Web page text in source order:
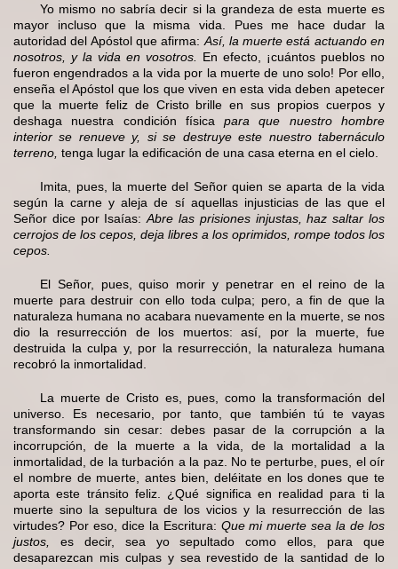
Yo mismo no sabría decir si la grandeza de esta muerte es
mayor incluso que la misma vida. Pues me hace dudar la
autoridad del Apóstol que afirma: Así, la muerte está actuando en
nosotros, y la vida en vosotros.
En efecto, ¡cuántos pueblos no
fueron engendrados a la vida por la muerte de uno solo! Por ello,
enseña el Apóstol que los que viven en esta vida deben apetecer
que la muerte feliz de Cristo brille en sus propios cuerpos y
deshaga nuestra condición físicapara que nuestro hombre
interior se renueve y, si se destruye este nuestro tabernáculo
terreno, tenga lugar la edificación de una casa eterna en el cielo.
Imita, pues, la muerte del Señor quien se aparta de la vida
según la carne y aleja de sí aquellas injusticias de las que el
Señor dice por Isaías:Abre las prisiones injustas, haz saltar los
cerrojos de los cepos, deja libres a los oprimidos, rompe todos los
cepos.
El Señor, pues, quiso morir y penetrar en el reino de la
muerte para destruir con ello toda culpa; pero, a fin de que la
naturaleza humana no acabara nuevamente en la muerte, se nos
dio la resurrección de los muertos: así, por la muerte, fue
destruida la culpa y, por la resurrección, la naturaleza humana
recobró la inmortalidad.
La muerte de Cristo es, pues, como la transformación del
universo. Es necesario, por tanto, que también tú te vayas
transformando sin cesar: debes pasar de la corrupción a la
incorrupción, de la muerte a la vida, de la mortalidad a la
inmortalidad, de la turbación a la paz. No te perturbe, pues, el oír
el nombre de muerte, antes bien, deléitate en los dones que te
aporta este tránsito feliz. ¿Qué significa en realidad para ti la
muerte sino la sepultura de los vicios y la resurrección de las
virtudes? Por eso, dice la Escritura: Que mi muerte sea la de los
justos,
es decir, sea yo sepultado como ellos, para que
desaparezcan mis culpas y sea revestido de la santidad de lo